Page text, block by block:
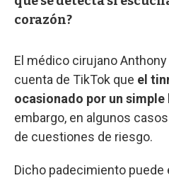
corazón?
El médico cirujano
cuenta de TikTok que el
ocasionado por un
embargo, en algunos
de cuestiones de riesgo.
Dicho padecimiento puede